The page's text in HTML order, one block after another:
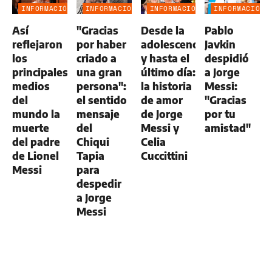
INFORMACIÓN
Así
reflejaron
los
principales
medios
del
mundo la
muerte
del padre
de Lionel
Messi
INFORMACIÓN
"Gracias
por haber
criado a
una gran
persona":
el sentido
mensaje
del
Chiqui
Tapia
para
despedir
a Jorge
Messi
INFORMACIÓN
Desde la
adolescencia
y hasta el
último día:
la historia
de amor
de Jorge
Messi y
Celia
Cuccittini
INFORMACIÓN
Pablo
Javkin
despidió
a Jorge
Messi:
"Gracias
por tu
amistad"